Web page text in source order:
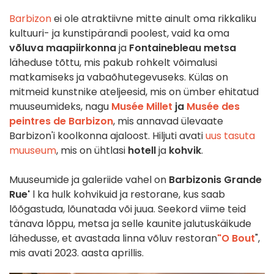
Barbizonei ole atraktiivne mitte ainult oma rikkaliku
kultuuri- ja kunstipärandi poolest, vaid ka oma
võluva maapiirkonnaja Fontainebleau metsa
läheduse tõttu, mis pakub rohkelt võimalusi
matkamiseks ja vabaõhutegevuseks. Külas on
mitmeid kunstnike ateljeesid, mis on ümber ehitatud
muuseumideks, nagu Musée Millet ja Musée des
peintres de Barbizon, mis annavad ülevaate
Barbizon'i koolkonna ajaloost. Hiljuti avatiuus tasuta
muuseum, mis on ühtlasi hotellja kohvik.
Muuseumide ja galeriide vahel on Barbizonis Grande
Rue' l ka hulk kohvikuid ja restorane, kus saab
lõõgastuda, lõunatada või juua. Seekord viime teid
tänava lõppu, metsa ja selle kaunite jalutuskäikude
lähedusse, et avastada linna võluv restoran"O Bout",
mis avati 2023. aasta aprillis.